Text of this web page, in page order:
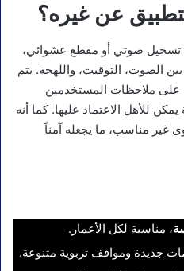
عن غيره؟
تسجيل صوتي أو مقطع عشوائي،
الصوت، التوقيت، واللهجة. يتم
على ملاحظات المستخدمين
للأهل الاعتماد عليها. كما أنه
غير مناسب، ما يجعله آمناً
، مناسبة لكل الأعمار.
جديدة ومواقف تربوية متنوعة.